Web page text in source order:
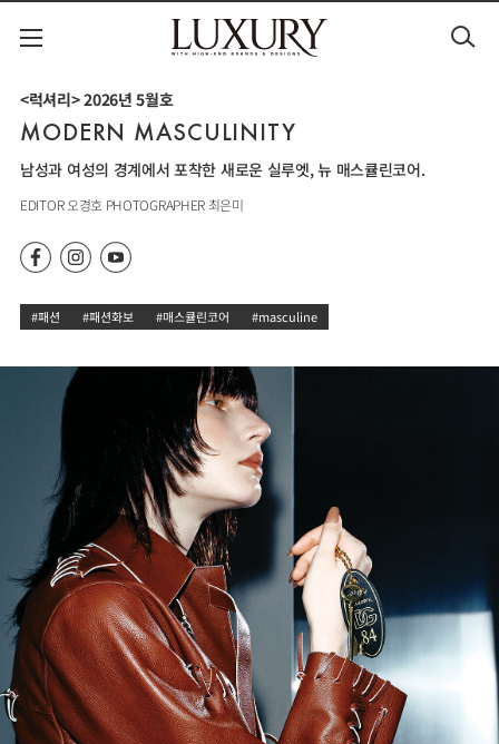
<럭셔리> 2026년 5월호
MODERN MASCULINITY
남성과 여성의 경계에서 포착한 새로운 실루엣, 뉴 매스큘린코어.
EDITOR 오경호 PHOTOGRAPHER 최은미
#패션 #패션화보 #매스큘린코어 #masculine